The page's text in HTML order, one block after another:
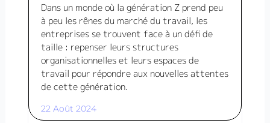
Dans un monde où la génération Z prend peu
à peu les rênes du marché du travail, les
entreprises se trouvent face à un défi de
taille : repenser leurs structures
organisationnelles et leurs espaces de
travail pour répondre aux nouvelles attentes
de cette génération.
22 Août 2024